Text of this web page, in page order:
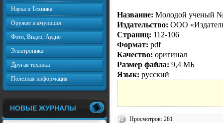
Название: Молодой ученый
Издательство: ООО
Страниц: 112-106
Формат: pdf
Качество: оригинал
Размер файла: 9,4 МБ
Язык: русский
Просмотров: 281
Наука и Техника
Оружие и амуниция
Фото, Видео, Аудио
Электроника
Другая техника
Полезная информация
НОВЫЕ ЖУРНАЛЫ